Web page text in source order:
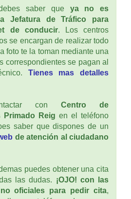
saber que ya no es
Jefatura de Tráfico para
de conducir. Los centros
se encargan de realizar todo
foto te la toman mediante una
correspondientes se pagan al
Tienes mas detalles
con Centro de
Primado Reig en el teléfono
saber que dispones de un
de atención al ciudadano
puedes obtener una cita
las dudas. ¡OJO! con las
oficiales para pedir cita,